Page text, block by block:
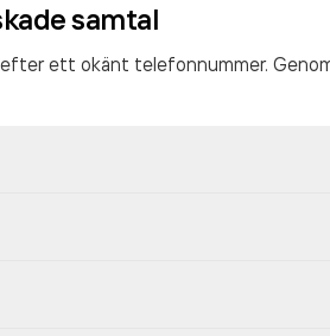
samtal
ett okänt telefonnummer.